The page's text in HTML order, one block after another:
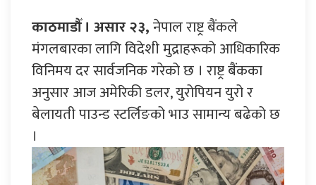
काठमाडौँ । असार २३,नेपाल राष्ट्र बैंकले
मंगलबारका लागि विदेशी मुद्राहरूको आधिकारिक
विनिमय दर सार्वजनिक गरेको छ । राष्ट्र बैंकका
अनुसार आज अमेरिकी डलर, युरोपियन युरो र
बेलायती पाउन्ड स्टर्लिङको भाउ सामान्य बढेको छ
।